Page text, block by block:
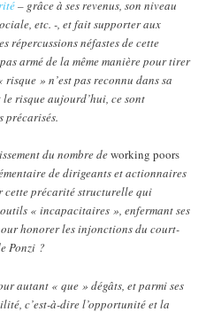
– grâce à ses revenus, son niveau
etc. -, et fait supporter aux
répercussions néfastes de cette
armé de la même manière pour tirer
» n’est pas reconnu dans sa
risque aujourd’hui, ce sont
du nombre deworking poors
de dirigeants et actionnaires
cette précarité structurelle qui
« incapacitaires », enfermant ses
honorer les injonctions du court-
Ponzi ?
autant « que » dégâts, et parmi ses
c’est-à-dire l’opportunité et la